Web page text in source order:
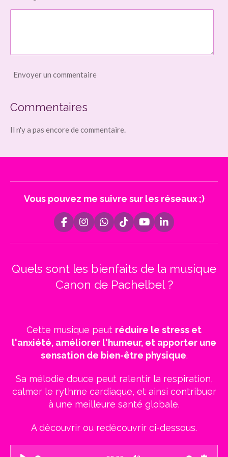
Envoyer un commentaire
Commentaires
Il n'y a pas encore de commentaire.
Vous pouvez me suivre sur les réseaux ;)
F
a
c
b
o
o
k
I
n
s
g
r
a
W
h
a
A
p
p
T
i
k
o
k
Y
o
u
u
b
e
L
i
n
d
I
n
Quels sont les bienfaits de la musique
Canon de Pachelbel ?
Cette musique peut réduire le stress et
l'anxiété, améliorer l'humeur, et apporter une
sensation de bien-être physique.
Sa mélodie douce peut ralentir la respiration,
calmer le rythme cardiaque, et ainsi contribuer
à une meilleure santé globale.
A découvrir ou redécouvrir ci-dessous.